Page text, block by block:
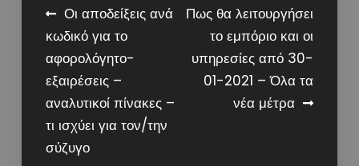
Post
navigation
Οι αποδείξεις ανά
κωδικό για το
αφορολόγητο-
εξαιρέσεις –
αναλυτικοί πίνακες –
τι ισχύει για τον/την
σύζυγο
Πως θα λειτουργήσει
το εμπόριο και οι
υπηρεσίες από 30-
01-2021 – Όλα τα
νέα μέτρα